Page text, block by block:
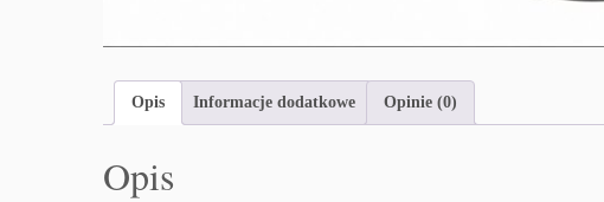
Opis Informacje dodatkowe Opinie (0)
Opis